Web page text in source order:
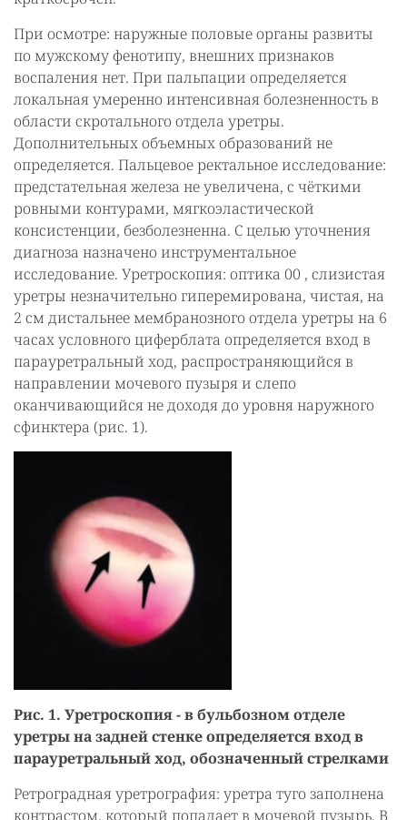
При осмотре: наружные половые органы развиты
по мужскому фенотипу, внешних признаков
воспаления нет. При пальпации определяется
локальная умеренно интенсивная болезненность в
области скротального отдела уретры.
Дополнительных объемных образований не
определяется. Пальцевое ректальное исследование:
предстательная железа не увеличена, с чёткими
ровными контурами, мягкоэластической
консистенции, безболезненна. С целью уточнения
диагноза назначено инструментальное
исследование. Уретроскопия: оптика 00 , слизистая
уретры незначительно гиперемирована, чистая, на
2 см дистальнее мембранозного отдела уретры на 6
часах условного циферблата определяется вход в
парауретральный ход, распространяющийся в
направлении мочевого пузыря и слепо
оканчивающийся не доходя до уровня наружного
сфинктера (рис. 1).
Рис. 1. Уретроскопия - в бульбозном отделе
уретры на задней стенке определяется вход в
парауретральный ход, обозначенный стрелками
Ретроградная уретрография: уретра туго заполнена
контрастом, который попадает в мочевой пузырь. В